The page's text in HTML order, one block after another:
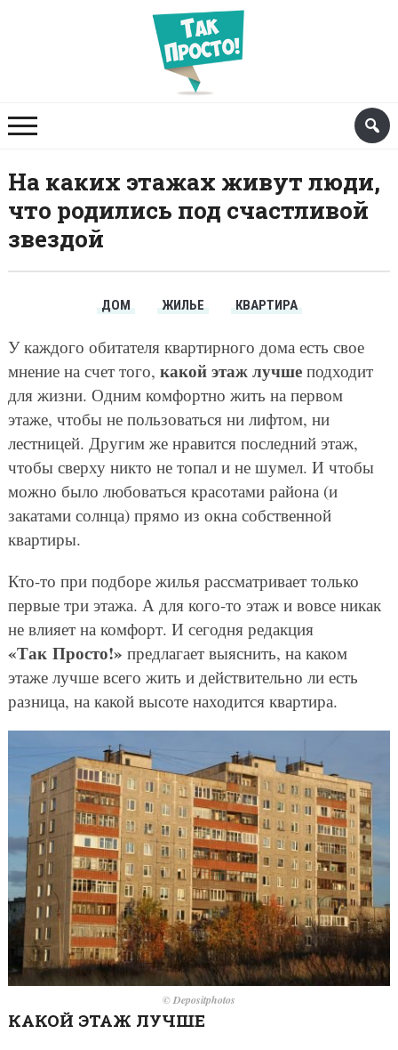
На каких этажах живут люди,
что родились под счастливой
звездой
ДОМ ЖИЛЬЕ КВАРТИРА
У каждого обитателя квартирного дома есть свое
мнение на счет того, какой этаж лучшеподходит
для жизни. Одним комфортно жить на первом
этаже, чтобы не пользоваться ни лифтом, ни
лестницей. Другим же нравится последний этаж,
чтобы сверху никто не топал и не шумел. И чтобы
можно было любоваться красотами района (и
закатами солнца) прямо из окна собственной
квартиры.
Кто-то при подборе жилья рассматривает только
первые три этажа. А для кого-то этаж и вовсе никак
не влияет на комфорт. И сегодня редакция
«Так Просто!» предлагает выяснить, на каком
этаже лучше всего жить и действительно ли есть
разница, на какой высоте находится квартира.
© Depositphotos
КАКОЙ ЭТАЖ ЛУЧШЕ